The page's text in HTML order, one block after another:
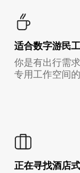
适合数字游民
你是有出行需
专用工作空间
正在寻找酒店